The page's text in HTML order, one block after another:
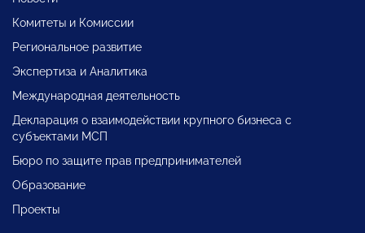
Комитеты и Комиссии
Региональное развитие
Экспертиза и Аналитика
Международная деятельность
Декларация о взаимодействии крупного бизнеса с
субъектами МСП
Бюро по защите прав предпринимателей
Образование
Проекты